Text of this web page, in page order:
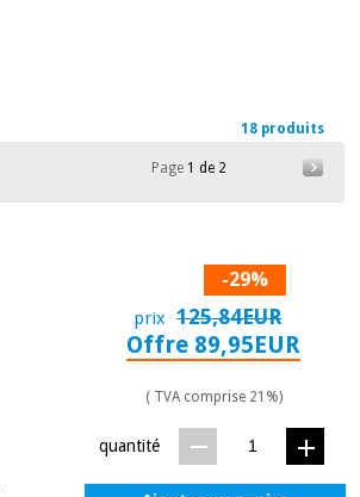
18 produits
Page1 de 2
-29%
prix 125,84EUR
Offre 89,95EUR
( TVA comprise 21%)
quantité